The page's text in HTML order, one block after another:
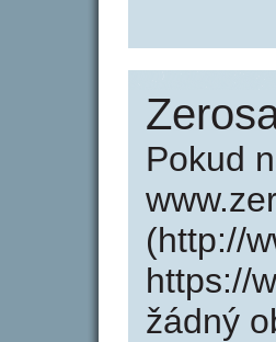
Pokud
(http://
https://
žádný